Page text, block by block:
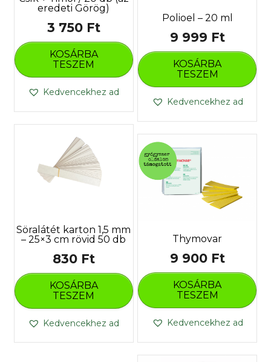
eredeti Görög)
3 750 Ft
KOSÁRBA
TESZEM
Kedvencekhez ad
Polioel – 20 ml
9 999 Ft
KOSÁRBA
TESZEM
Kedvencekhez ad
Söralátét karton 1,5 mm
– 25×3 cm rövid 50 db
830 Ft
KOSÁRBA
TESZEM
Kedvencekhez ad
Thymovar
9 900 Ft
KOSÁRBA
TESZEM
Kedvencekhez ad